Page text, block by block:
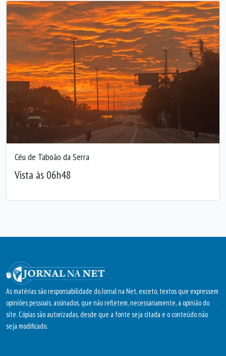
Céu de Taboão da Serra
Vista às 06h48
As matérias são responsabilidade do Jornal na Net, exceto, textos que expressem
opiniões pessoais, assinados, que não refletem, necessariamente, a opinião do
site. Cópias são autorizadas, desde que a fonte seja citada e o conteúdo não
seja modificado.